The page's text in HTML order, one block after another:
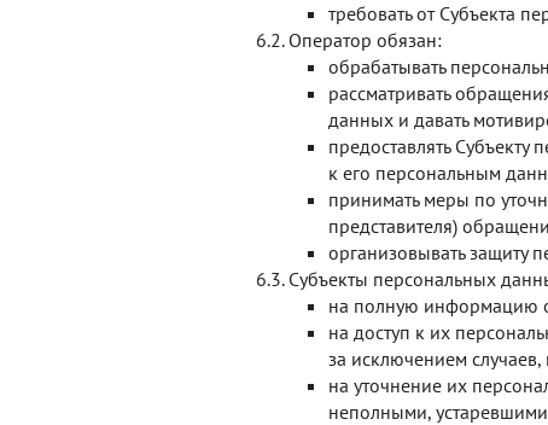
требовать от Субъекта
Оператор обязан:
обрабатывать
рассматривать
данных и давать
предоставлять
к его персональным
принимать меры по
представителя)
организовывать защиту
Субъекты персональных
на полную информацию
на доступ к их
за исключением
на уточнение их
неполными,